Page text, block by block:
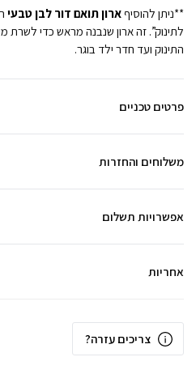
**ניתן להוסיף ארון תואם דור לבן טבעי
לתינוק”. זה ארון שנבנה מראש כדי
התינוק ועד חדר ילד בוגר.
פרטים טכניים
משלוחים והחזרות
אפשרויות תשלום
אחריות
צריכים עזרה?